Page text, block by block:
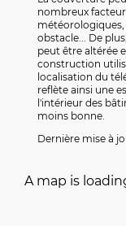
nombreux
obstacle... De
peut être altérée
construction
localisation du
reflète ainsi une
l'intérieur des
moins bonne.
Dernière mise à
A map is